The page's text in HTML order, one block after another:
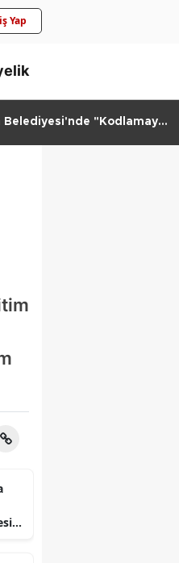
Yap
Belediyesi'nde "Kodlamaya